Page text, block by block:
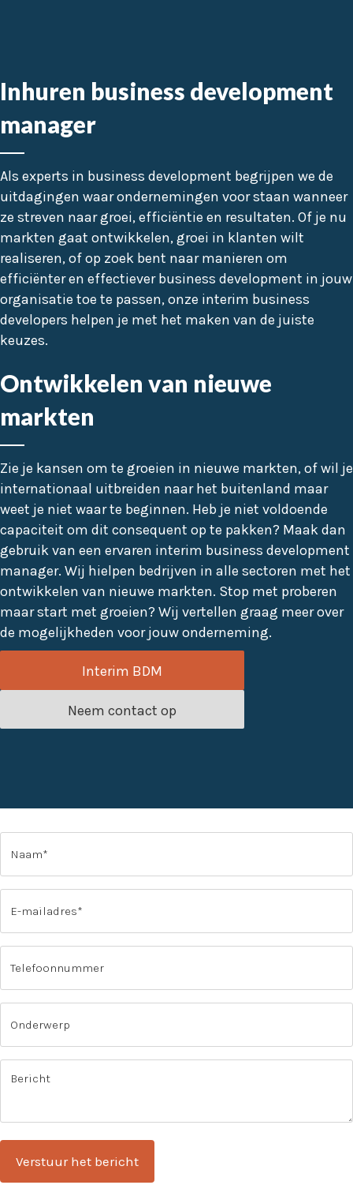
Inhuren business development
manager
Als experts in business development begrijpen we de
uitdagingen waar ondernemingen voor staan wanneer
ze streven naar groei, efficiëntie en resultaten. Of je nu
markten gaat ontwikkelen, groei in klanten wilt
realiseren, of op zoek bent naar manieren om
efficiënter en effectiever business development in jouw
organisatie toe te passen, onze interim business
developers helpen je met het maken van de juiste
keuzes.
Ontwikkelen van nieuwe
markten
Zie je kansen om te groeien in nieuwe markten, of wil je
internationaal uitbreiden naar het buitenland maar
weet je niet waar te beginnen. Heb je niet voldoende
capaciteit om dit consequent op te pakken? Maak dan
gebruik van een ervaren interim business development
manager. Wij hielpen bedrijven in alle sectoren met het
ontwikkelen van nieuwe markten. Stop met proberen
maar start met groeien? Wij vertellen graag meer over
de mogelijkheden voor jouw onderneming.
Interim BDM
Neem contact op